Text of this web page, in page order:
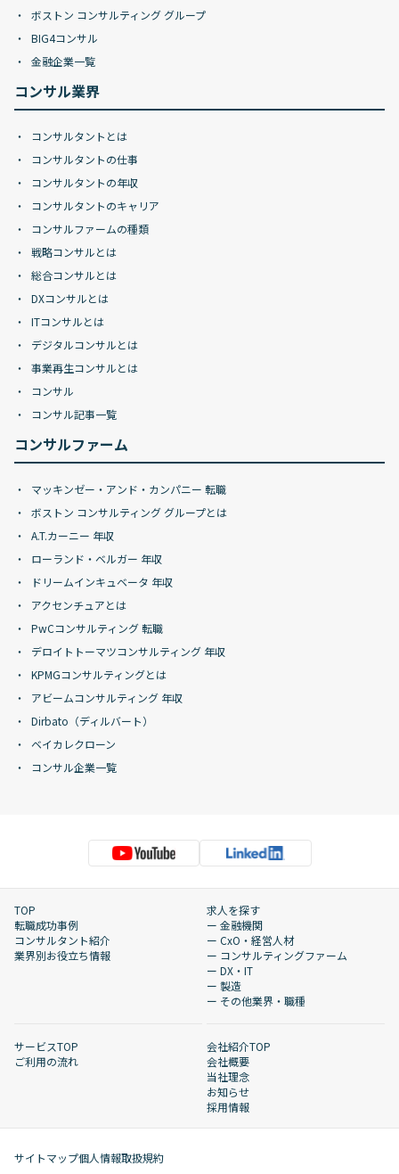
ボストン コンサルティング グループ
BIG4コンサル
金融企業一覧
コンサル業界
コンサルタントとは
コンサルタントの仕事
コンサルタントの年収
コンサルタントのキャリア
コンサルファームの種類
戦略コンサルとは
総合コンサルとは
DXコンサルとは
ITコンサルとは
デジタルコンサルとは
事業再生コンサルとは
コンサル
コンサル記事一覧
コンサルファーム
マッキンゼー・アンド・カンパニー 転職
ボストン コンサルティング グループとは
A.T.カーニー 年収
ローランド・ベルガー 年収
ドリームインキュベータ 年収
アクセンチュアとは
PwCコンサルティング 転職
デロイトトーマツコンサルティング 年収
KPMGコンサルティングとは
アビームコンサルティング 年収
Dirbato（ディルバート）
ベイカレクローン
コンサル企業一覧
TOP
転職成功事例
コンサルタント紹介
業界別お役立ち情報
求人を探す
ー 金融機関
ー CxO・経営人材
ー コンサルティングファーム
ー DX・IT
ー 製造
ー その他業界・職種
サービスTOP
ご利用の流れ
会社紹介TOP
会社概要
当社理念
お知らせ
採用情報
サイトマップ個人情報取扱規約